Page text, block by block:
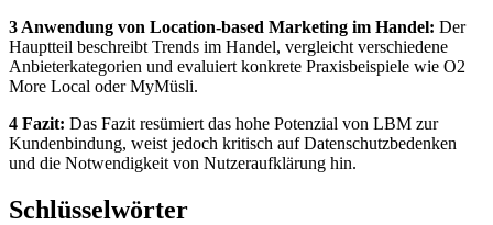
3 Anwendung von Location-based Marketing im Handel: Der
Hauptteil beschreibt Trends im Handel, vergleicht verschiedene
Anbieterkategorien und evaluiert konkrete Praxisbeispiele wie O2
More Local oder MyMüsli.
4 Fazit: Das Fazit resümiert das hohe Potenzial von LBM zur
Kundenbindung, weist jedoch kritisch auf Datenschutzbedenken
und die Notwendigkeit von Nutzeraufklärung hin.
Schlüsselwörter